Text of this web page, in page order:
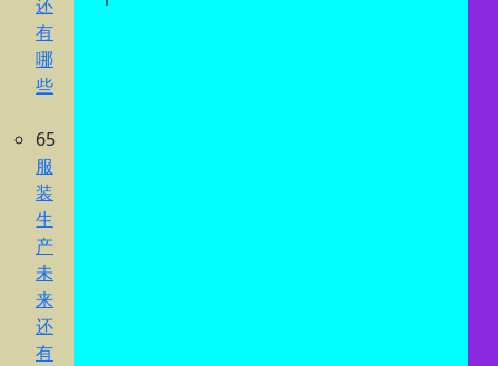
还
有
哪
些
65
服
装
生
产
未
来
还
有